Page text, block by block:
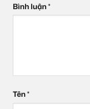
Bình luận*
Tên*